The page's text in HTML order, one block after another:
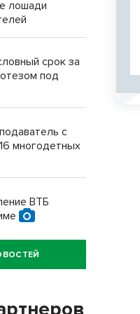
лошади
срок за
под
с
многодетных
ВТБ